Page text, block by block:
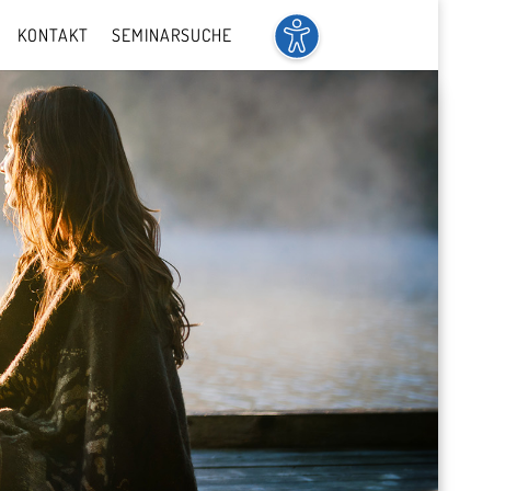
KONTAKT SEMINARSUCHE